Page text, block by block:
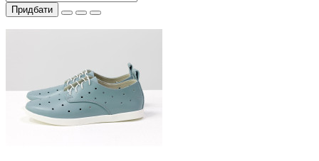
Придбати